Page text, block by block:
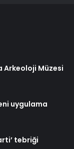
Müzesi
uygulama
tebriği